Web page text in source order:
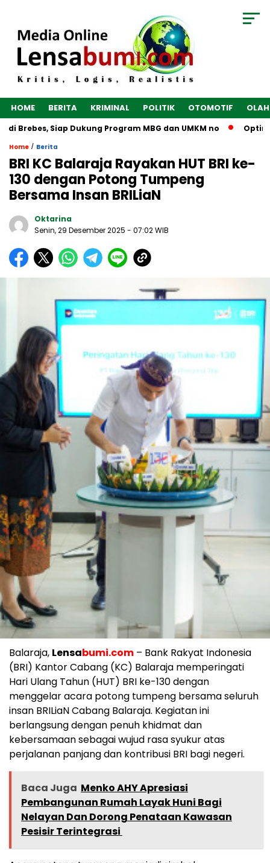
HOME BERITA KRIMINAL POLITIK OTOMOTIF
Siap Dukung Program MBG dan UMKM no
Home / Berita
BRI KC Balaraja Rayakan HUT BRI ke-
130 dengan Potong Tumpeng
Bersama Insan BRILiaN
Oktarina
Senin, 29 Desember 2025 - 07:02 WIB
Balaraja, Lensabumi.com – Bank Rakyat Indonesia
(BRI) Kantor Cabang (KC) Balaraja memperingati
Hari Ulang Tahun (HUT) BRI ke-130 dengan
menggelar acara potong tumpeng bersama seluruh
insan BRILiaN Cabang Balaraja. Kegiatan ini
berlangsung dengan penuh khidmat dan
kebersamaan sebagai wujud rasa syukur atas
perjalanan panjang dan kontribusi BRI bagi negeri.
Baca Juga Menko AHY Apresiasi
Pembangunan Rumah Layak Huni Bagi
Nelayan Dan Dorong Penataan Kawasan
Pesisir Terintegrasi ‎